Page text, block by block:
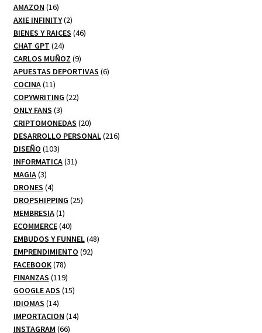
AMAZON 1616
productos
AXIE INFINITY 22
productos
BIENES Y RAICES 4646
CHAT GPT 2424
productos
CARLOS MUÑOZ 99
productos
APUESTAS DEPORTIVAS 66
COCINA 1111
productos
COPYWRITING 2222
ONLY FANS 33
productos
CRIPTOMONEDAS 2020
productos
DESARROLLO PERSONAL 216216
DISEÑO 103103
productos
INFORMATICA 3131
MAGIA 33
productos
DRONES 44
productos
DROPSHIPPING 2525
MEMBRESIA 11
producto
ECOMMERCE 4040
productos
EMBUDOS Y FUNNEL 4848
EMPRENDIMIENTO 9292
FACEBOOK 7878
productos
FINANZAS 119119
productos
GOOGLE ADS 1515
IDIOMAS 1414
productos
IMPORTACION 1414
INSTAGRAM 6666